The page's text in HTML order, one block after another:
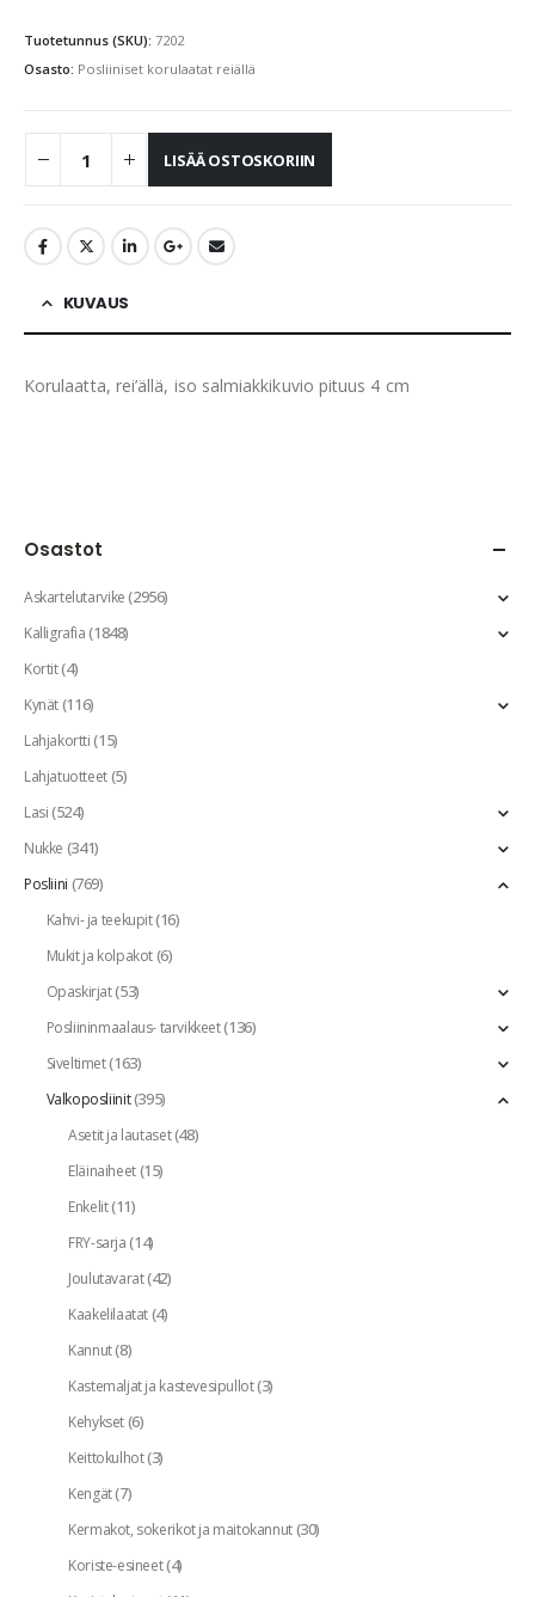
Tuotetunnus (SKU): 7202
Osasto: Posliiniset korulaatat reiällä
LISÄÄ OSTOSKORIIN
KUVAUS
Korulaatta, rei’ällä, iso salmiakkikuvio pituus 4 cm
Osastot
Askartelutarvike(2956)
Kalligrafia(1848)
Kortit(4)
Kynät(116)
Lahjakortti(15)
Lahjatuotteet(5)
Lasi(524)
Nukke (341)
Posliini (769)
Kahvi- ja teekupit(16)
Mukit ja kolpakot(6)
Opaskirjat(53)
Posliininmaalaus- tarvikkeet(136)
Siveltimet(163)
Valkoposliinit(395)
Asetit ja lautaset(48)
Eläinaiheet(15)
Enkelit(11)
FRY-sarja(14)
Joulutavarat(42)
Kaakelilaatat(4)
Kannut(8)
Kastemaljat ja kastevesipullot(3)
Kehykset(6)
Keittokulhot(3)
Kengät(7)
Kermakot, sokerikot ja maitokannut(30)
Koriste-esineet(4)